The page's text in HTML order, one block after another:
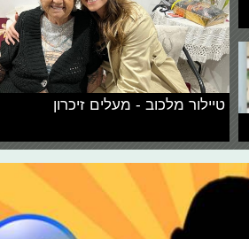
טיילור מלכוב - מעלים זיכרון